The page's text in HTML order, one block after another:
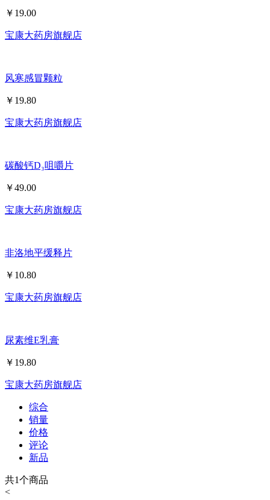
￥ 19.00
宝康大药房旗舰店
风寒感冒颗粒
￥ 19.80
宝康大药房旗舰店
碳酸钙D₃咀嚼片
￥49.00
宝康大药房旗舰店
非洛地平缓释片
￥ 10.80
宝康大药房旗舰店
尿素维E乳膏
￥ 19.80
宝康大药房旗舰店
综合
销量
价格
评论
新品
共1个商品
<